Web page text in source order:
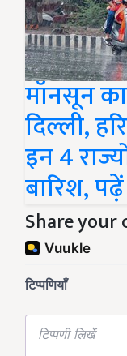
मॉनसून
दिल्ली,
इन 4
बारिश,
Share your